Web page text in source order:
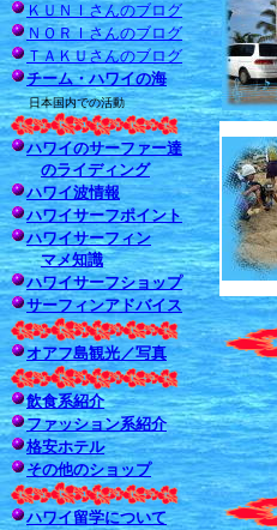
ＫＵＮＩさんのブログ
ＮＯＲＩさんのブログ
ＴＡＫＵさんのブログ
チーム・ハワイの海
日本国内での活動
ハワイのサーファー達
のライディング
ハワイ波情報
ハワイサーフポイント
ハワイサーフィン
マメ知識
ハワイサーフショップ
サーフィンアドバイス
オアフ島観光／写真
飲食系紹介
ファッション系紹介
格安ホテル
その他のショップ
ハワイ留学について